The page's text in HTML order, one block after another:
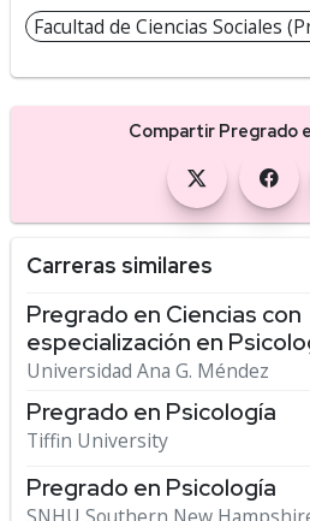
Facultad de Ciencias Sociales
Compartir Pregrado
Carreras similares
Pregrado en Ciencias con
especialización en
Universidad Ana G. Méndez
Pregrado en Psicología
Tiffin University
Pregrado en Psicología